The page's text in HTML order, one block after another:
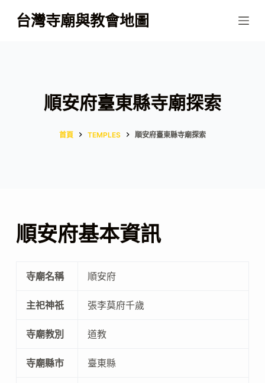
跳
至
台灣寺廟與教會地圖
順安府臺東縣寺廟探索
首頁 TEMPLES 順安府臺東縣寺廟探索
順安府基本資訊
寺廟名稱 順安府
主祀神祇 張李莫府千歲
寺廟教別 道教
寺廟縣市 臺東縣